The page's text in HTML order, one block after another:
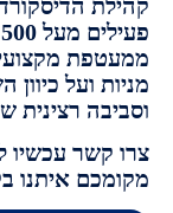
הדיסקורד
פעילים מעל
מקצועית
ועל כיוון השוק.
רצינית שלא
עכשיו לקבלת
איתנו בקהילה